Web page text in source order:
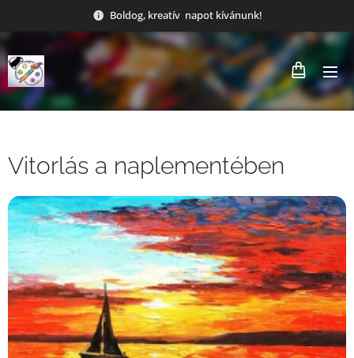
Boldog, kreatív napot kívánunk!
Vitorlás a naplementében